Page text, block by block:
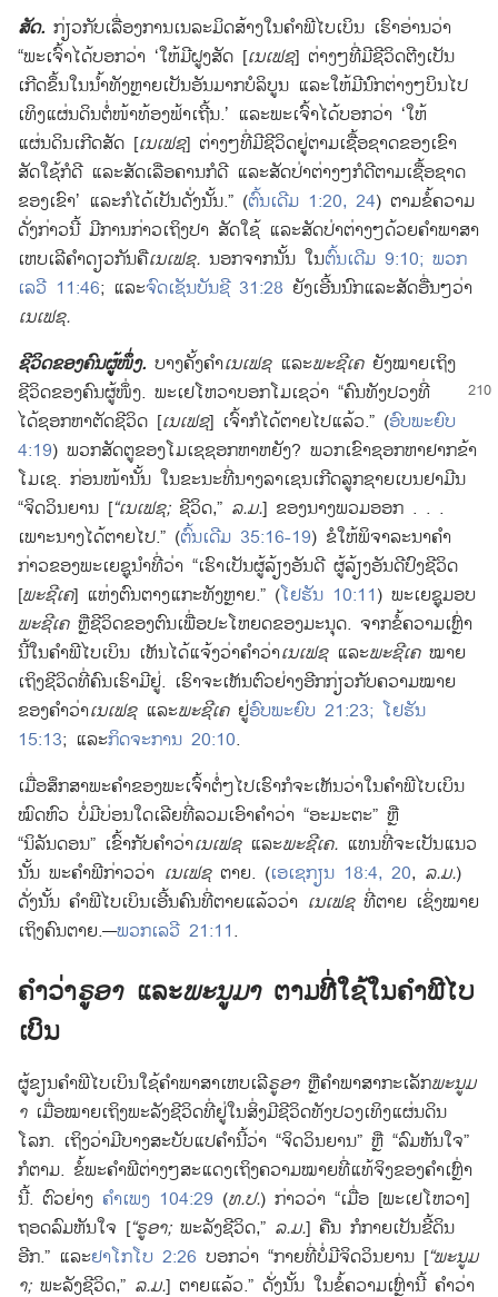
ສັດ. ກ່ຽວກັບເລື່ອງການເນລະມິດສ້າງໃນຄຳພີໄບເບິນ ເຮົາອ່ານວ່າ
“ພະເຈົ້າໄດ້ບອກວ່າ ‘ໃຫ້ມີຝູງສັດ [ເນເຟຊ] ຕ່າງໆທີ່ມີຊີວິດຕີງເປັນ
ເກີດຂຶ້ນໃນນໍ້າທັງຫຼາຍເປັນອັນມາກບໍລິບູນ ແລະໃຫ້ມີນົກຕ່າງໆບິນໄປ
ເທິງແຜ່ນດິນຕໍ່ໜ້າທ້ອງຟ້າເຖີ້ນ.’ ແລະພະເຈົ້າໄດ້ບອກວ່າ ‘ໃຫ້
ແຜ່ນດິນເກີດສັດ [ເນເຟຊ] ຕ່າງໆທີ່ມີຊີວິດຢູ່ຕາມເຊື້ອຊາດຂອງເຂົາ
ສັດໃຊ້ກໍດີ ແລະສັດເລືອຄານກໍດີ ແລະສັດປ່າຕ່າງໆກໍດີຕາມເຊື້ອຊາດ
ຂອງເຂົາ’ ແລະກໍໄດ້ເປັນດັ່ງນັ້ນ.” (ຕົ້ນເດີມ 1:20, 24) ຕາມຂໍ້ຄວາມ
ດັ່ງກ່າວນີ້ ມີການກ່າວເຖິງປາ ສັດໃຊ້ ແລະສັດປ່າຕ່າງໆດ້ວຍຄຳພາສາ
ເຫບເລີຄຳດຽວກັນຄືເນເຟຊ. ນອກຈາກນັ້ນ ໃນຕົ້ນເດີມ 9:10; ພວກ
ເລວີ 11:46; ແລະຈົດເຊັນບັນຊີ 31:28 ຍັງເອີ້ນນົກແລະສັດອື່ນໆວ່າ
ເນເຟຊ.
ຊີວິດຂອງຄົນຜູ້ໜຶ່ງ. ບາງຄັ້ງຄຳເນເຟຊ ແລະພະຊີເຄ ຍັງໝາຍເຖິງ
ຊີວິດຂອງຄົນຜູ້ໜຶ່ງ. ພະເຢໂຫວາບອກໂມເຊວ່າ “ຄົນທັງປວງທີ່
ໄດ້ຊອກຫາຕັດຊີວິດ [ເນເຟຊ] ເຈົ້າກໍໄດ້ຕາຍໄປແລ້ວ.” (ອົບພະຍົບ
4:19) ພວກສັດຕູຂອງໂມເຊຊອກຫາຫຍັງ? ພວກເຂົາຊອກຫາຢາກຂ້າ
ໂມເຊ. ກ່ອນໜ້ານັ້ນ ໃນຂະນະທີ່ນາງລາເຊນເກີດລູກຊາຍເບນຢາມີນ
“ຈິດວິນຍານ [“ເນເຟຊ; ຊີວິດ,” ລ.ມ.] ຂອງນາງພວມອອກ . . .
ເພາະນາງໄດ້ຕາຍໄປ.” (ຕົ້ນເດີມ 35:16-19) ຂໍໃຫ້ພິຈາລະນາຄຳ
ກ່າວຂອງພະເຍຊູນຳທີ່ວ່າ “ເຮົາເປັນຜູ້ລ້ຽງອັນດີ ຜູ້ລ້ຽງອັນດີປົງຊີວິດ
[ພະຊີເຄ] ແຫ່ງຕົນຕາງແກະທັງຫຼາຍ.” (ໂຢຮັນ 10:11) ພະເຍຊູມອບ
ພະຊີເຄ ຫຼືຊີວິດຂອງຕົນເພື່ອປະໂຫຍດຂອງມະນຸດ. ຈາກຂໍ້ຄວາມເຫຼົ່າ
ນີ້ໃນຄຳພີໄບເບິນ ເຫັນໄດ້ແຈ້ງວ່າຄຳວ່າເນເຟຊ ແລະພະຊີເຄ ໝາຍ
ເຖິງຊີວິດທີ່ຄົນເຮົາມີຢູ່. ເຮົາຈະເຫັນຕົວຢ່າງອີກກ່ຽວກັບຄວາມໝາຍ
ຂອງຄຳວ່າເນເຟຊ ແລະພະຊີເຄ ຢູ່ອົບພະຍົບ 21:23; ໂຢຮັນ
15:13; ແລະກິດຈະການ 20:10.
ເມື່ອສຶກສາພະຄຳຂອງພະເຈົ້າຕໍ່ໆໄປເຮົາກໍຈະເຫັນວ່າໃນຄຳພີໄບເບິນ
ໝົດຫົວ ບໍ່ມີບ່ອນໃດເລີຍທີ່ລວມເອົາຄຳວ່າ “ອະມະຕະ” ຫຼື
“ນິລັນດອນ” ເຂົ້າກັບຄຳວ່າເນເຟຊ ແລະພະຊີເຄ. ແທນທີ່ຈະເປັນແນວ
ນັ້ນ ພະຄຳພີກ່າວວ່າ ເນເຟຊ ຕາຍ. (ເອເຊກຽນ 18:4, 20, ລ.ມ.)
ດັ່ງນັ້ນ ຄຳພີໄບເບິນເອີ້ນຄົນທີ່ຕາຍແລ້ວວ່າ ເນເຟຊ ທີ່ຕາຍ ເຊິ່ງໝາຍ
ເຖິງຄົນຕາຍ.—ພວກເລວີ 21:11.
ຄຳວ່າຣູອາ ແລະພະນູມາ ຕາມທີ່ໃຊ້ໃນຄຳພີໄບ
ເບິນ
ຜູ້ຂຽນຄຳພີໄບເບິນໃຊ້ຄຳພາສາເຫບເລີຣູອາ ຫຼືຄຳພາສາກະເລັກພະນູມ
າ ເມື່ອໝາຍເຖິງພະລັງຊີວິດທີ່ຢູ່ໃນສິ່ງມີຊີວິດທັງປວງເທິງແຜ່ນດິນ
ໂລກ. ເຖິງວ່າມີບາງສະບັບແປຄຳນີ້ວ່າ “ຈິດວິນຍານ” ຫຼື “ລົມຫັນໃຈ”
ກໍຕາມ. ຂໍ້ພະຄຳພີຕ່າງໆສະແດງເຖິງຄວາມໝາຍທີ່ແທ້ຈິງຂອງຄຳເຫຼົ່າ
ນີ້. ຕົວຢ່າງ ຄຳເພງ 104:29 (ທ.ປ.) ກ່າວວ່າ “ເມື່ອ [ພະເຢໂຫວາ]
ຖອດລົມຫັນໃຈ [“ຣູອາ; ພະລັງຊີວິດ,” ລ.ມ.] ຄືນ ກໍກາຍເປັນຂີ້ດິນ
ອີກ.” ແລະຢາໂກໂບ 2:26 ບອກວ່າ “ກາຍທີ່ບໍ່ມີຈິດວິນຍານ [“ພະນູມ
າ; ພະລັງຊີວິດ,” ລ.ມ.] ຕາຍແລ້ວ.” ດັ່ງນັ້ນ ໃນຂໍ້ຄວາມເຫຼົ່ານີ້ ຄຳວ່າ